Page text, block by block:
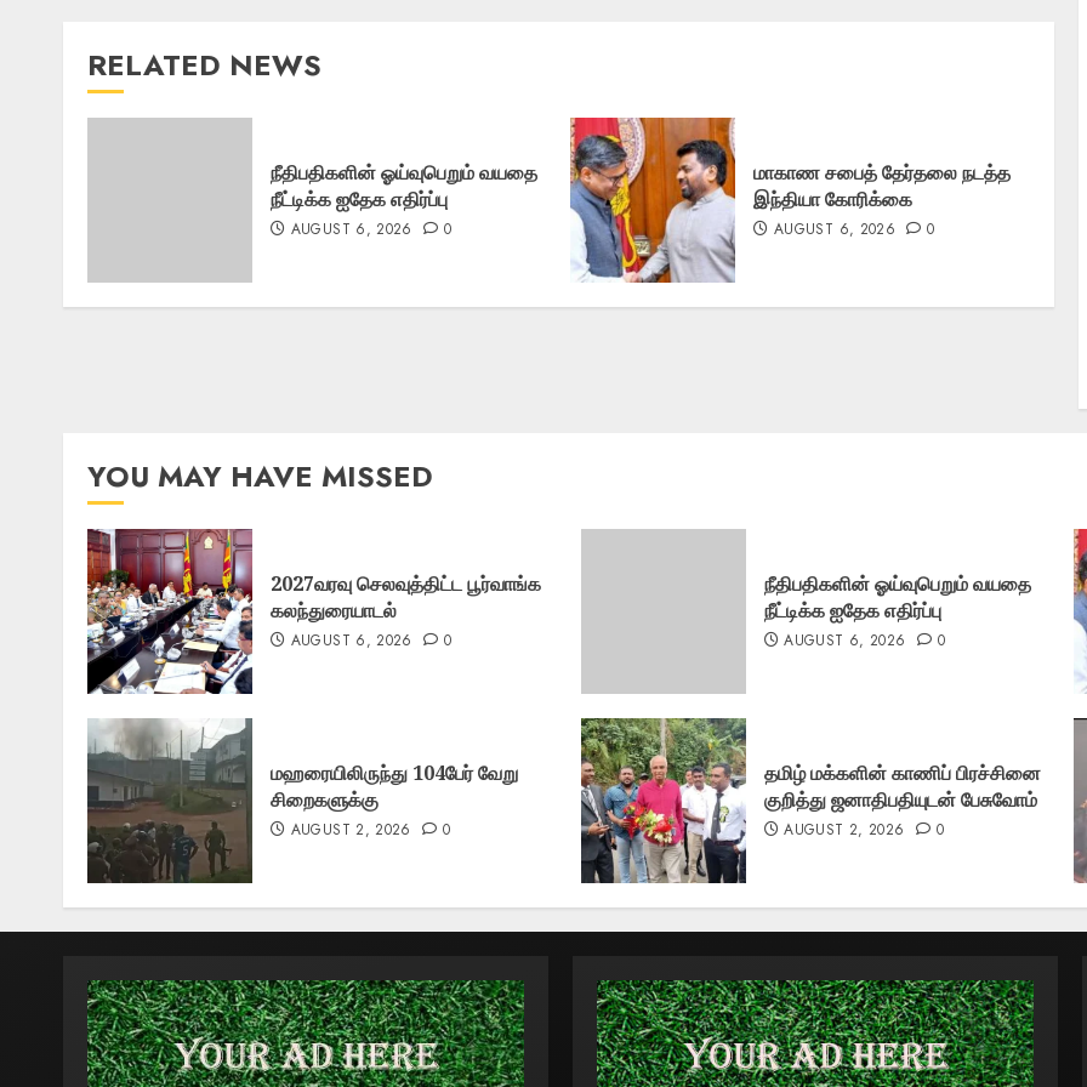
RELATED NEWS
நீதிபதிகளின் ஓய்வுபெறும் வயதை
நீட்டிக்க ஐதேக எதிர்ப்பு
AUGUST 6, 2026 0
மாகாண சபைத் தேர்தலை நடத்த
இந்தியா கோரிக்கை
AUGUST 6, 2026 0
YOU MAY HAVE MISSED
2027வரவு செலவுத்திட்ட பூர்வாங்க
கலந்துரையாடல்
AUGUST 6, 2026 0
நீதிபதிகளின் ஓய்வுபெறும் வயதை
நீட்டிக்க ஐதேக எதிர்ப்பு
AUGUST 6, 2026 0
மஹரையிலிருந்து 104பேர் வேறு
சிறைகளுக்கு
AUGUST 2, 2026 0
தமிழ் மக்களின் காணிப் பிரச்சினை
குறித்து ஜனாதிபதியுடன் பேசுவோம்
AUGUST 2, 2026 0